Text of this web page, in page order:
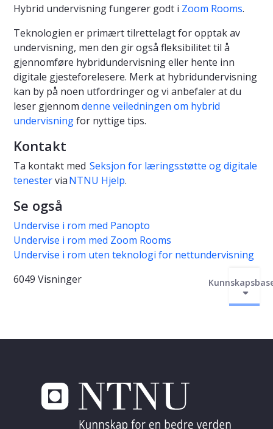
Hybrid undervisning fungerer godt i Zoom Rooms.
Teknologien er primært tilrettelagt for opptak av
undervisning, men den gir også fleksibilitet til å
gjennomføre hybridundervisning eller hente inn
digitale gjesteforelesere. Merk at hybridundervisning
kan by på noen utfordringer og vi anbefaler at du
leser gjennom denne veiledningen om hybrid
undervisningfor nyttige tips.
Kontakt
Ta kontakt med Seksjon for læringsstøtte og digitale
tenesterviaNTNU Hjelp.
Se også
Undervise i rom med Panopto
Undervise i rom med Zoom Rooms
Undervise i rom uten teknologi for nettundervisning
6049 Visninger